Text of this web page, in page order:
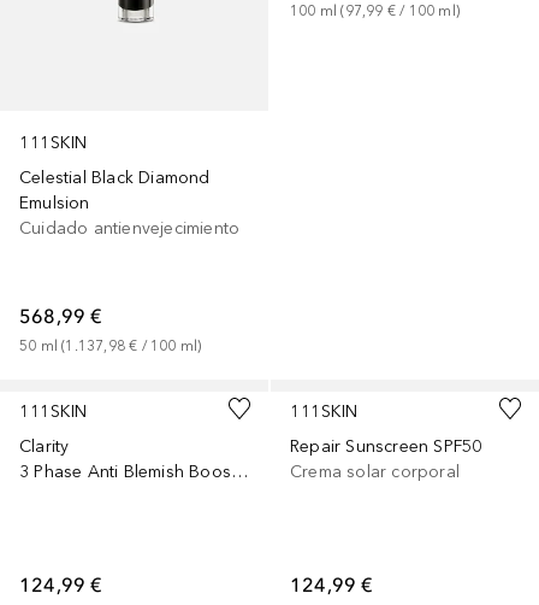
111SKIN
Celestial Black Diamond
Emulsion
Cuidado antienvejecimiento
568,99 €
50 ml (1.137,98 € / 100 ml)
100 ml (97,99 € / 100 ml )
111SKIN
Clarity
3 Phase Anti Blemish Booster
124,99 €
111SKIN
Repair Sunscreen SPF50
Crema solar corporal
124,99 €